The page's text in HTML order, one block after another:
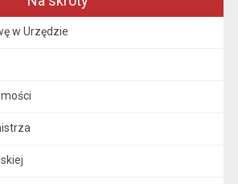
w Urzędzie